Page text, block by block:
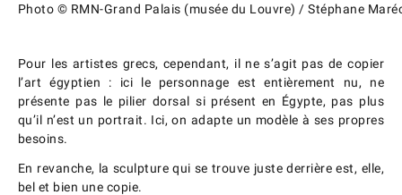
Photo © RMN-Grand Palais (musée du Louvre) / Stéphane
Pour les artistes grecs, cependant, il ne s’agit pas de copier
l’art égyptien : ici le personnage est entièrement nu, ne
présente pas le pilier dorsal si présent en Égypte, pas plus
qu’il n’est un portrait. Ici, on adapte un modèle à ses propres
besoins.
En revanche, la sculpture qui se trouve juste derrière est, elle,
bel et bien une copie.